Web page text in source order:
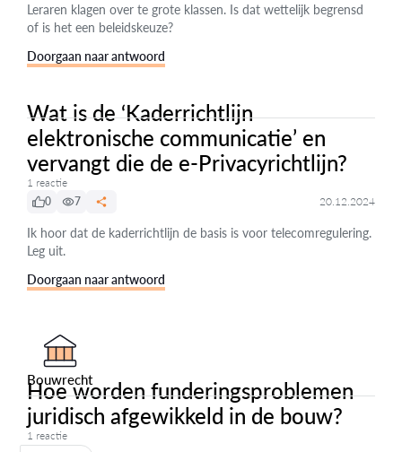
Leraren klagen over te grote klassen. Is dat wettelijk begrensd
of is het een beleidskeuze?
Doorgaan naar antwoord
Wat is de ‘Kaderrichtlijn
elektronische communicatie’ en
vervangt die de e-Privacyrichtlijn?
1 reactie
0
7 20.12.2024
Ik hoor dat de kaderrichtlijn de basis is voor telecomregulering.
Leg uit.
Doorgaan naar antwoord
Bouwrecht
Hoe worden funderingsproblemen
juridisch afgewikkeld in de bouw?
1 reactie